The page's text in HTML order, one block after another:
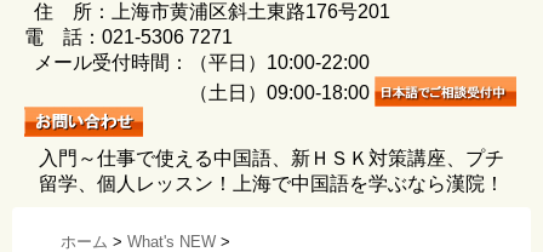
住 所：上海市黄浦区斜土東路176号201
電 話：021-5306 7271
メール受付時間：（平日）10:00-22:00
（土日）09:00-18:00
入門～仕事で使える中国語、新ＨＳＫ対策講座、プチ
留学、個人レッスン！上海で中国語を学ぶなら漢院！
ホーム > What's NEW >